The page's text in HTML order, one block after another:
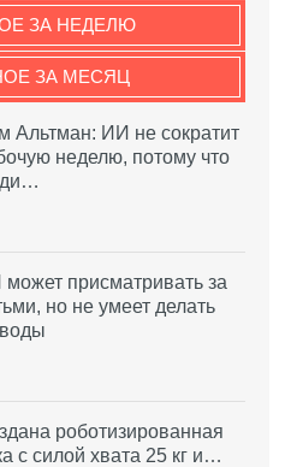
ЗА НЕДЕЛЮ
ЗА МЕСЯЦ
Альтман: ИИ не сократит
неделю, потому что
присматривать за
но не умеет делать
роботизированная
с силой хвата 25 кг и…